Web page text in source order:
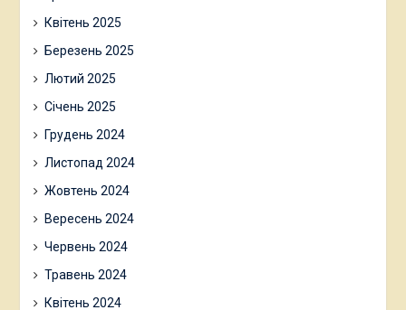
Квітень 2025
Березень 2025
Лютий 2025
Січень 2025
Грудень 2024
Листопад 2024
Жовтень 2024
Вересень 2024
Червень 2024
Травень 2024
Квітень 2024